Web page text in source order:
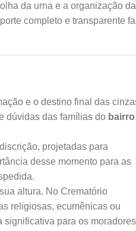
da urna e a organização da
completo e transparente
e o destino final das
dúvidas das famílias do bairro
projetadas para
desse momento para as
altura. No Crematório
religiosas, ecumênicas ou
significativa para os moradores